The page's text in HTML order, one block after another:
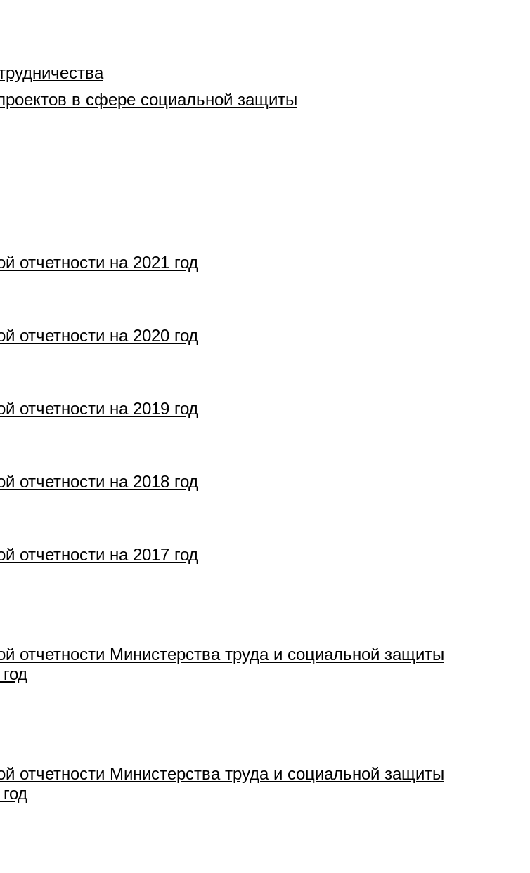
в сфере социальной защиты
отчетности на 2021 год
отчетности на 2020 год
отчетности на 2019 год
отчетности на 2018 год
отчетности на 2017 год
отчетности Министерства труда и социальной защиты
отчетности Министерства труда и социальной защиты